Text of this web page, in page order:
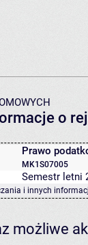
o
Prawo
MK1S07005
Semestr letni
i innych
możliwe